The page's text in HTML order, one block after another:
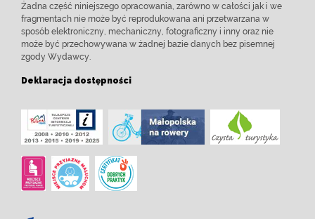
Żadna część niniejszego opracowania, zarówno w całości jak i we
fragmentach nie może być reprodukowana ani przetwarzana w
sposób elektroniczny, mechaniczny, fotograficzny i inny oraz nie
może być przechowywana w żadnej bazie danych bez pisemnej
zgody Wydawcy.
Deklaracja dostępności